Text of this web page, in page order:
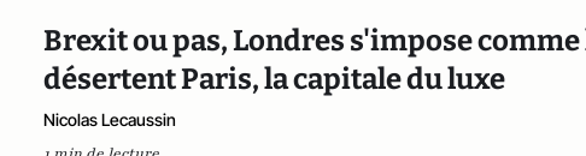
Brexit ou pas, Londres s'impose
désertent Paris, la capitale du luxe
Nicolas Lecaussin